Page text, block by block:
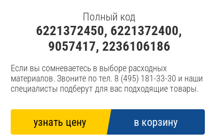
Полный код
6221372450, 6221372400,
9057417, 2236106186
Если вы сомневаетесь в выборе расходных
материалов. Звоните по тел. 8 (495) 181-33-30 и наши
специалисты подберут для вас подходящие товары.